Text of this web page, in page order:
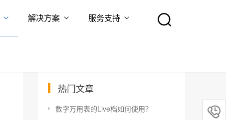
解决方案 服务支持
热门文章
数字万用表的Live档如何使用？
